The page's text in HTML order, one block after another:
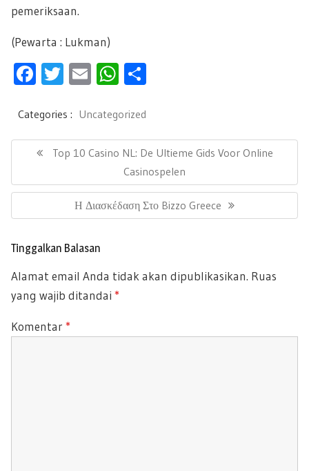
pemeriksaan.
(Pewarta : Lukman)
F
e
b
oo
k
T
tt
er
E
ail
W
at
s
A
p
p
e
Categories : Uncategorized
N
g
s
p
s
P
E
O
S
P
S
Top 10 Casino NL: De Ultieme Gids Voor Online
Casinospelen
N
E
X
P
O
T
Η Διασκέδαση Στο Bizzo Greece
Tinggalkan Balasan
Alamat email Anda tidak akan dipublikasikan. Ruas
yang wajib ditandai *
Komentar *